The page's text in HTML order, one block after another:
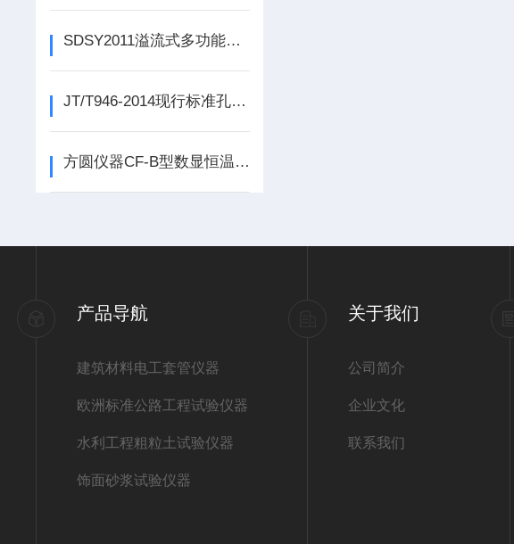
SDSY2011溢流式多功能恒温水浴，低温水浴价格
JT/T946-2014现行标准孔道灌浆料流动度试验仪厂家
方圆仪器CF-B型数显恒温水浴技术参数
产品导航
建筑材料电工套管仪器
欧洲标准公路工程试验仪器
水利工程粗粒土试验仪器
饰面砂浆试验仪器
关于我们
公司简介
企业文化
联系我们